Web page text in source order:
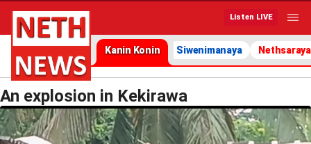
Listen LIVE
Kanin Konin Siwenimanaya Nethsaraya
An explosion in Kekirawa